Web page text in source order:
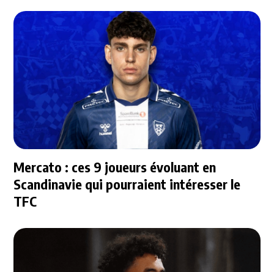
Mercato : ces 9 joueurs évoluant en
Scandinavie qui pourraient intéresser le
TFC